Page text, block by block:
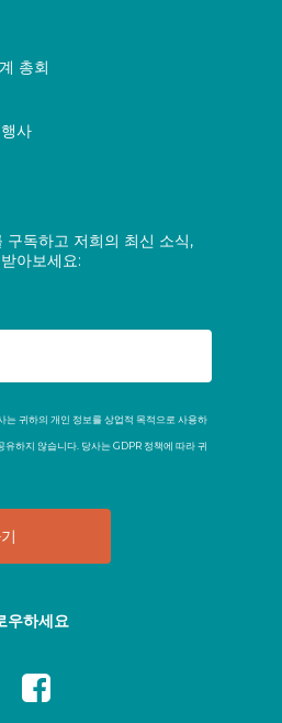
총회
사
구독하고 저희의 최신 소식,
아보세요:
는 귀하의 개인 정보를 상업적 목적으로 사용하
유하지 않습니다. 당사는 GDPR 정책에 따라 귀
우하세요